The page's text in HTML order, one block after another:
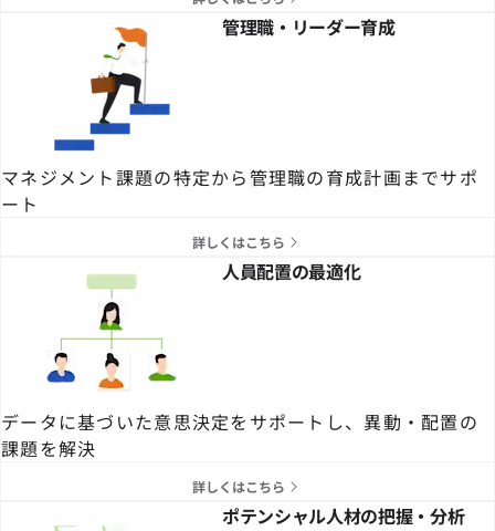
管理職・リーダー育成
マネジメント課題の特定から管理職の育成計画までサポ
ート
詳しくはこちら
人員配置の最適化
データに基づいた意思決定をサポートし、異動・配置の
課題を解決
詳しくはこちら
ポテンシャル人材の把握・分析